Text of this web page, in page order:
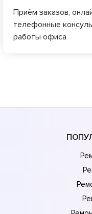
Приём заказов,
телефонные
работы офиса